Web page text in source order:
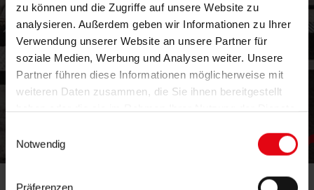
zu können und die Zugriffe auf unsere Website zu
analysieren. Außerdem geben wir Informationen zu Ihrer
Verwendung unserer Website an unsere Partner für
soziale Medien, Werbung und Analysen weiter. Unsere
Partner führen diese Informationen möglicherweise mit
weiteren Daten zusammen, die Sie ihnen bereitgestellt
Notwendig
Präferenzen